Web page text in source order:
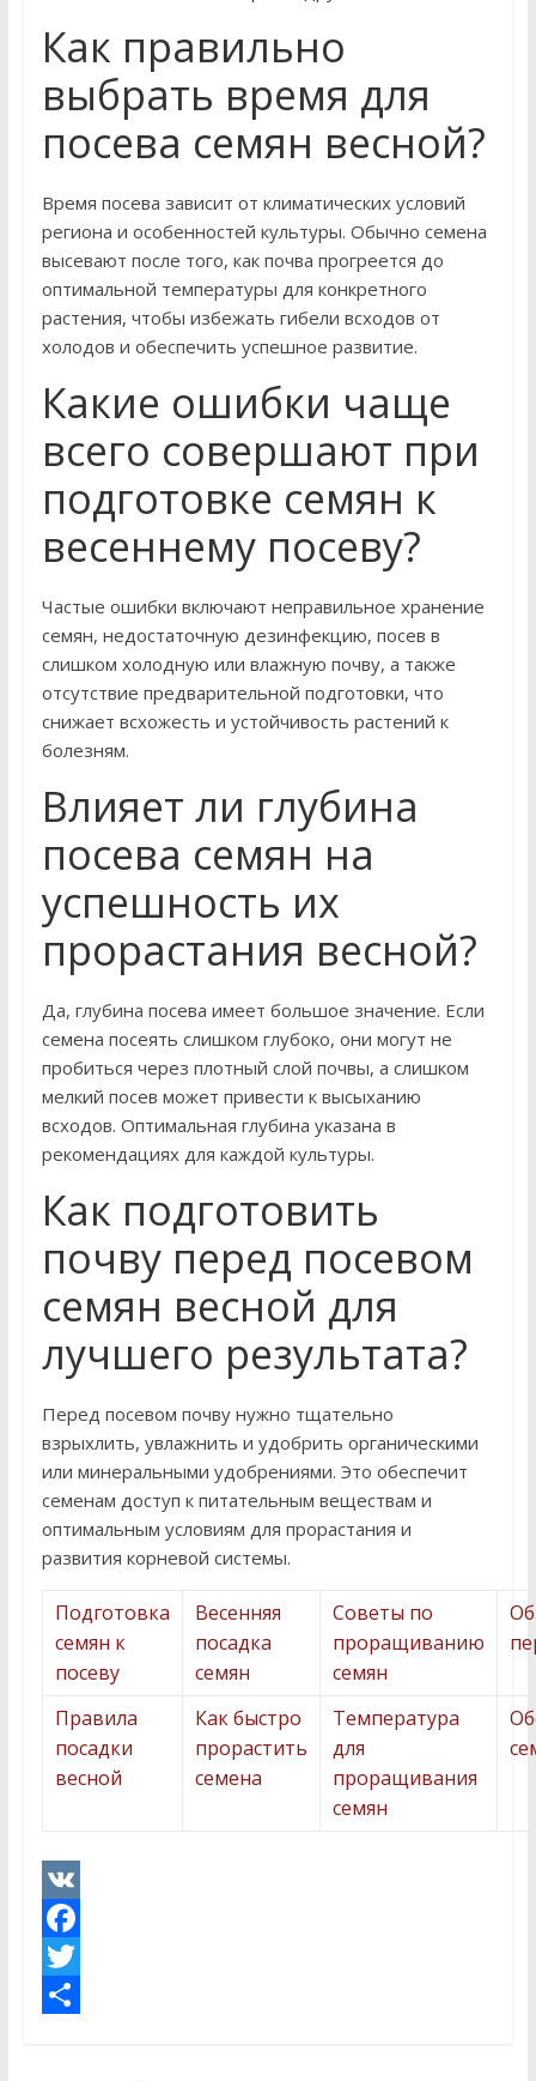
Как правильно
выбрать время для
посева семян весной?
Время посева зависит от климатических условий
региона и особенностей культуры. Обычно семена
высевают после того, как почва прогреется до
оптимальной температуры для конкретного
растения, чтобы избежать гибели всходов от
холодов и обеспечить успешное развитие.
Какие ошибки чаще
всего совершают при
подготовке семян к
весеннему посеву?
Частые ошибки включают неправильное хранение
семян, недостаточную дезинфекцию, посев в
слишком холодную или влажную почву, а также
отсутствие предварительной подготовки, что
снижает всхожесть и устойчивость растений к
болезням.
Влияет ли глубина
посева семян на
успешность их
прорастания весной?
Да, глубина посева имеет большое значение. Если
семена посеять слишком глубоко, они могут не
пробиться через плотный слой почвы, а слишком
мелкий посев может привести к высыханию
всходов. Оптимальная глубина указана в
рекомендациях для каждой культуры.
Как подготовить
почву перед посевом
семян весной для
лучшего результата?
Перед посевом почву нужно тщательно
взрыхлить, увлажнить и удобрить органическими
или минеральными удобрениями. Это обеспечит
семенам доступ к питательным веществам и
оптимальным условиям для прорастания и
развития корневой системы.
Подготовка
семян к
посеву
Весенняя
посадка
семян
Советы по
проращиванию
семян
Правила
посадки
весной
Как быстро
прорастить
семена
Температура
для
проращивания
семян
V
K
F
aT